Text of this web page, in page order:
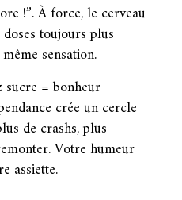
!”. À force, le cerveau
toujours plus
sensation.
sucre = bonheur
crée un cercle
de crashs, plus
Votre humeur
assiette.